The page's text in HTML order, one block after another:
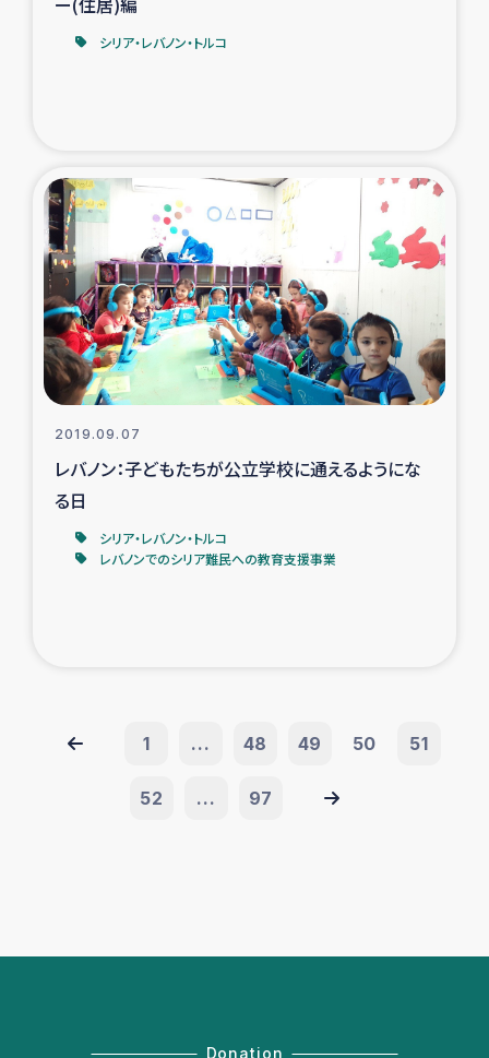
シリア・レバノン・トルコ
2019.09.07
レバノン：子どもたちが公立学校に通えるようにな
る日
シリア・レバノン・トルコ
レバノンでのシリア難民への教育支援事業
1 ... 48 49 50 51
52 ... 97
Donation